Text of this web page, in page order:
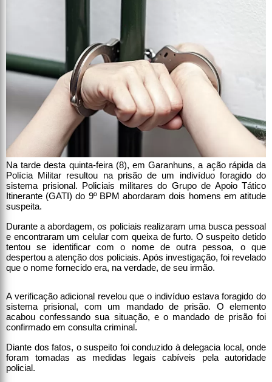
Na tarde desta quinta-feira (8), em Garanhuns, a ação rápida da
Polícia Militar resultou na prisão de um indivíduo foragido do
sistema prisional. Policiais militares do Grupo de Apoio Tático
Itinerante (GATI) do 9º BPM abordaram dois homens em atitude
suspeita.
Durante a abordagem, os policiais realizaram uma busca pessoal
e encontraram um celular com queixa de furto. O suspeito detido
tentou se identificar com o nome de outra pessoa, o que
despertou a atenção dos policiais. Após investigação, foi revelado
que o nome fornecido era, na verdade, de seu irmão.
A verificação adicional revelou que o indivíduo estava foragido do
sistema prisional, com um mandado de prisão. O elemento
acabou confessando sua situação, e o mandado de prisão foi
confirmado em consulta criminal.
Diante dos fatos, o suspeito foi conduzido à delegacia local, onde
foram tomadas as medidas legais cabíveis pela autoridade
policial.